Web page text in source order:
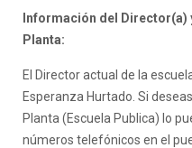
Información del Director(a)
Planta:
El Director actual de la
Esperanza Hurtado. Si
Planta (Escuela Publica) lo
números telefónicos en el